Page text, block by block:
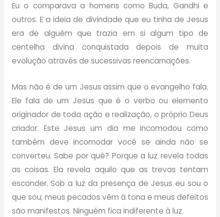
Eu o comparava a homens como Buda, Gandhi e
outros. E a ideia de divindade que eu tinha de Jesus
era de alguém que trazia em si algum tipo de
centelha divina conquistada depois de muita
evolução através de sucessivas reencarnações.
Mas não é de um Jesus assim que o evangelho fala.
Ele fala de um Jesus que é o verbo ou elemento
originador de toda ação e realização, o próprio Deus
criador. Este Jesus um dia me incomodou como
também deve incomodar você se ainda não se
converteu. Sabe por quê? Porque a luz revela todas
as coisas. Ela revela aquilo que as trevas tentam
esconder. Sob a luz da presença de Jesus eu sou o
que sou; meus pecados vêm à tona e meus defeitos
são manifestos. Ninguém fica indiferente à luz.